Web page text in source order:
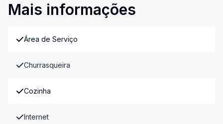
Mais informações
Área de Serviço
Churrasqueira
Cozinha
Internet